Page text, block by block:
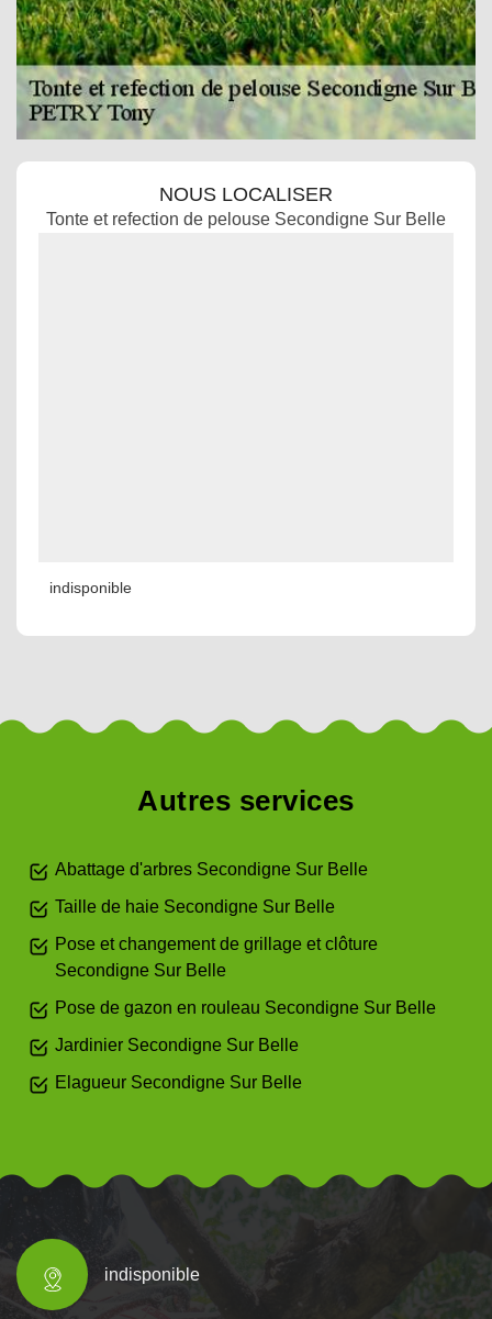
NOUS LOCALISER
Tonte et refection de pelouse Secondigne Sur Belle
indisponible
Autres services
Abattage d'arbres Secondigne Sur Belle
Taille de haie Secondigne Sur Belle
Pose et changement de grillage et clôture
Secondigne Sur Belle
Pose de gazon en rouleau Secondigne Sur Belle
Jardinier Secondigne Sur Belle
Elagueur Secondigne Sur Belle
indisponible